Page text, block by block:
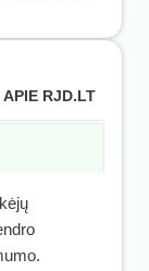
RJD.LT